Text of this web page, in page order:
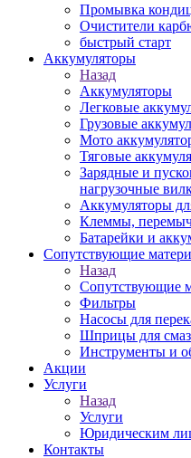
Промывка
Очистители
быстрый старт
Аккумуляторы
Назад
Аккумуляторы
Легковые
Грузовые
Мото
Тяговые
Зарядные и
нагрузочные
Аккумуляторы
Клеммы,
Батарейки и
Сопутствующие
Назад
Сопутствующие
Фильтры
Насосы для
Шприцы для
Инструменты и
Акции
Услуги
Назад
Услуги
Юридическим
Контакты